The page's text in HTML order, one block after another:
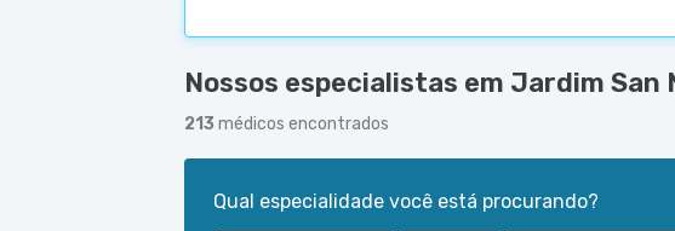
Nossos especialistas em Jardim San
213 médicos encontrados
Qual especialidade você está procurando?